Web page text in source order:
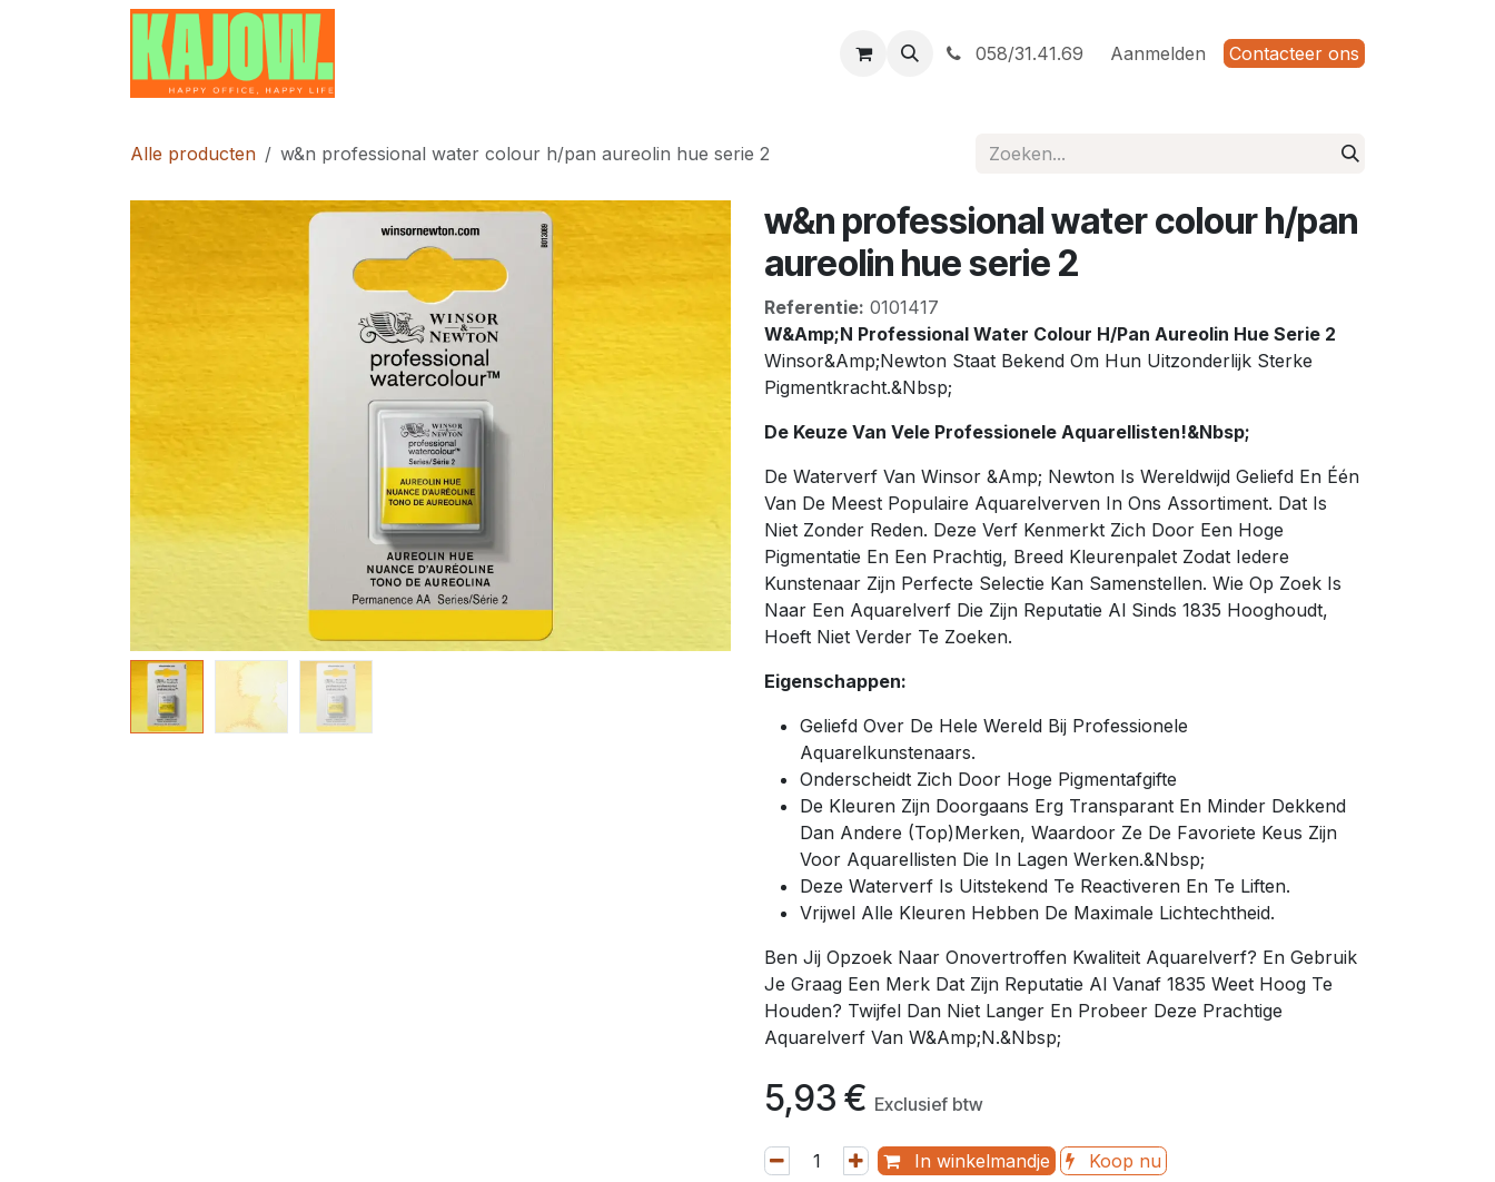
Overslaan naar inhoud
058/31.41.69 Aanmelden Contacteer ons
Alle producten w&n professional water colour h/pan aureolin hue serie 2
w&n professional water colour h/pan
aureolin hue serie 2
Referentie: 0101417
W&Amp;N Professional Water Colour H/Pan Aureolin Hue Serie 2
Winsor&Amp;Newton Staat Bekend Om Hun Uitzonderlijk Sterke
Pigmentkracht.&Nbsp;
De Keuze Van Vele Professionele Aquarellisten!&Nbsp;
De Waterverf Van Winsor &Amp; Newton Is Wereldwijd Geliefd En Één
Van De Meest Populaire Aquarelverven In Ons Assortiment. Dat Is
Niet Zonder Reden. Deze Verf Kenmerkt Zich Door Een Hoge
Pigmentatie En Een Prachtig, Breed Kleurenpalet Zodat Iedere
Kunstenaar Zijn Perfecte Selectie Kan Samenstellen. Wie Op Zoek Is
Naar Een Aquarelverf Die Zijn Reputatie Al Sinds 1835 Hooghoudt,
Hoeft Niet Verder Te Zoeken.
Eigenschappen:
Geliefd Over De Hele Wereld Bij Professionele
Aquarelkunstenaars.
Onderscheidt Zich Door Hoge Pigmentafgifte
De Kleuren Zijn Doorgaans Erg Transparant En Minder Dekkend
Dan Andere (Top)Merken, Waardoor Ze De Favoriete Keus Zijn
Voor Aquarellisten Die In Lagen Werken.&Nbsp;
Deze Waterverf Is Uitstekend Te Reactiveren En Te Liften.
Vrijwel Alle Kleuren Hebben De Maximale Lichtechtheid.
Ben Jij Opzoek Naar Onovertroffen Kwaliteit Aquarelverf? En Gebruik
Je Graag Een Merk Dat Zijn Reputatie Al Vanaf 1835 Weet Hoog Te
Houden? Twijfel Dan Niet Langer En Probeer Deze Prachtige
Aquarelverf Van W&Amp;N.&Nbsp;
5,93 € Exclusief btw
In winkelmandje
Koop nu